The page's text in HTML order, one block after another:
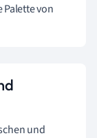
von
und